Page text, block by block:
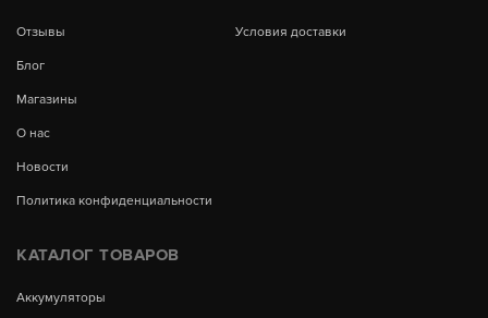
Отзывы
Блог
Магазины
О нас
Новости
Политика конфиденциальности
Условия доставки
КАТАЛОГ ТОВАРОВ
Аккумуляторы